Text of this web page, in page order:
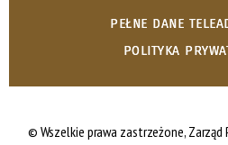
PEŁNE DANE
POLITYKA
© Wszelkie prawa zastrzeżone, Zarząd